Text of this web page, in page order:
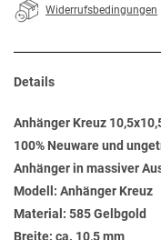
Widerrufsbedingungen
Details
Anhänger Kreuz
100% Neuware und
Anhänger in massiver
Modell: Anhänger Kreuz
Material: 585 Gelbgold
Breite: ca. 10,5 mm